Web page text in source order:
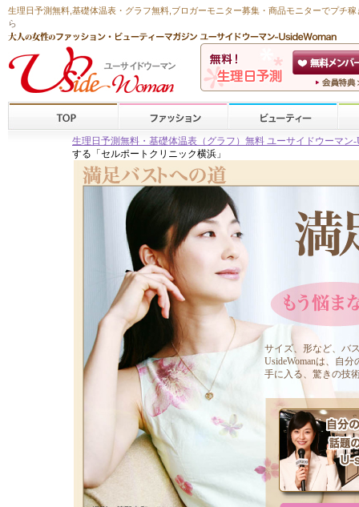
生理日予測無料 基礎体温表・グラフ無料 ,ブロガーモニター募集・商品モニターでプチ稼
ら
生理日予測無料・基礎体温表（グラフ）無料 ユーサイドウーマン-
する「セルポートクリニック横浜」
サイズ、形など、バ
UsideWomanは、自
手に入る、驚きの技